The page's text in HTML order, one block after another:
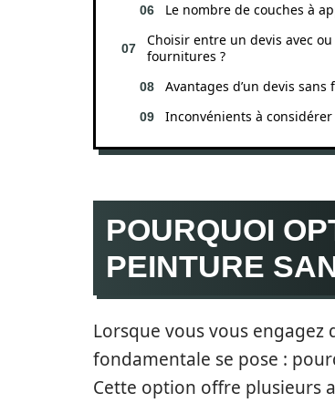
Le nombre de couches à
Choisir entre un devis avec ou
fournitures ?
Avantages d’un devis
Inconvénients à considérer
POURQUOI
PEINTURE
Lorsque vous vous
fondamentale se pose :
Cette option offre plusieurs